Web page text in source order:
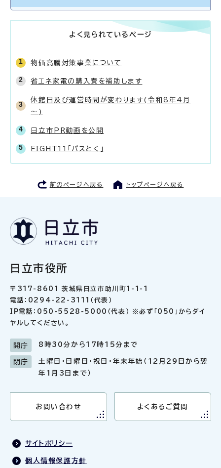
よく見られているページ
物価高騰対策事業について
省エネ家電の購入費を補助します
休館日及び運営時間が変わります(令和8年4月
～)
日立市PR動画を公開
FIGHT11「パスとく」
前のページへ戻る トップページへ戻る
日立市役所
〒317-8601 茨城県日立市助川町1-1-1
電話：0294-22-3111（代表）
IP電話：050-5528-5000（代表） ※必ず「050」からダイ
ヤルしてください。
開庁 8時30分から17時15分まで
閉庁
土曜日・日曜日・祝日・年末年始（12月29日から翌
年1月3日まで）
お問い合わせ よくあるご質問
サイトポリシー
個人情報保護方針